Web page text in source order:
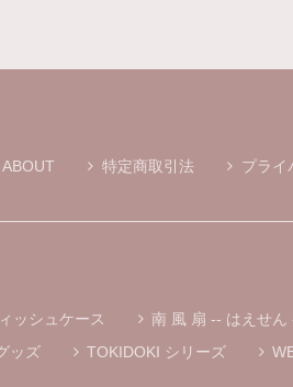
ですぐ検
ABOUT 特定商取引法 プライ
ッシュケース 南 風 扇 -- はえせん
ッズ
TOKIDOKI シリーズ